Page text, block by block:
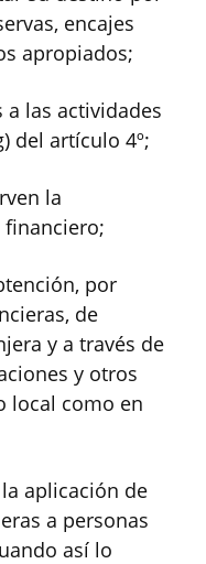
encajes
apropiados;
las actividades
del artículo 4º;
la
financiero;
por
de
y a través de
y otros
local como en
aplicación de
a personas
así lo